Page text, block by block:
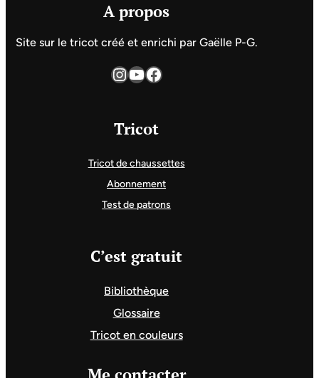
A propos
Site sur le tricot créé et enrichi par Gaëlle P-G.
InstagramYouTube Facebook
Tricot
Tricot de chaussettes
Abonnement
Test de patrons
C’est gratuit
Bibliothèque
Glossaire
Tricot en couleurs
Me contacter